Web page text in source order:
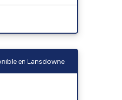
en Lansdowne